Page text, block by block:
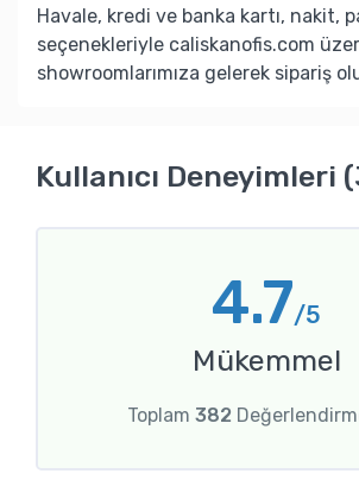
Havale, kredi ve banka kartı, nakit,
seçenekleriyle caliskanofis.com
showroomlarımıza gelerek sipariş
Kullanıcı Deneyimleri
4.7/5
Mükemmel
Toplam 382